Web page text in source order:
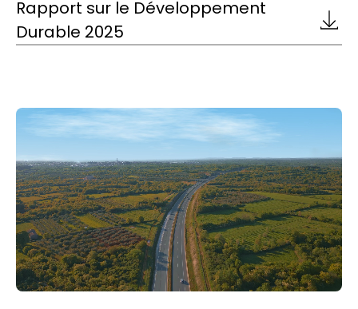
Rapport sur le Développement
Durable 2025